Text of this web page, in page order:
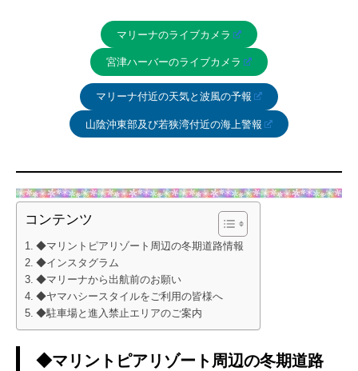
マリーナのライブカメラ
宮津ハーバーのライブカメラ
マリーナ付近の天気と波風の予報
山陰沖東部及び若狭湾付近の海上警報
コンテンツ
◆マリントピアリゾート周辺の冬期道路情報
◆インスタグラム
◆マリーナから出航前のお願い
◆ヤマハシースタイルをご利用の皆様へ
◆駐車場と進入禁止エリアのご案内
◆マリントピアリゾート周辺の冬期道路